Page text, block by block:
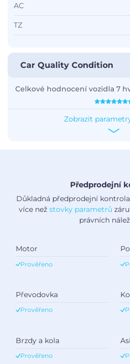
AC
TZ
Car Quality Condition
Celkové hodnocení vozidla 7
Zobrazit
Předprodejní
Důkladná předprodejní
více než stovky parametrů
právních
Motor
Prověřeno
Převodovka
Prověřeno
Brzdy a kola
Prověřeno